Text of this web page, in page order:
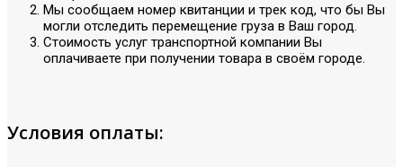
Мы сообщаем номер квитанции и трек код, что бы Вы
могли отследить перемещение груза в Ваш город.
Стоимость услуг транспортной компании Вы
оплачиваете при получении товара в своём городе.
Условия оплаты: